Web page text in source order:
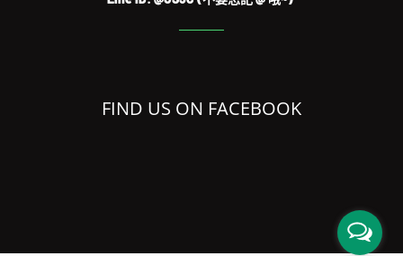
FIND US ON FACEBOOK